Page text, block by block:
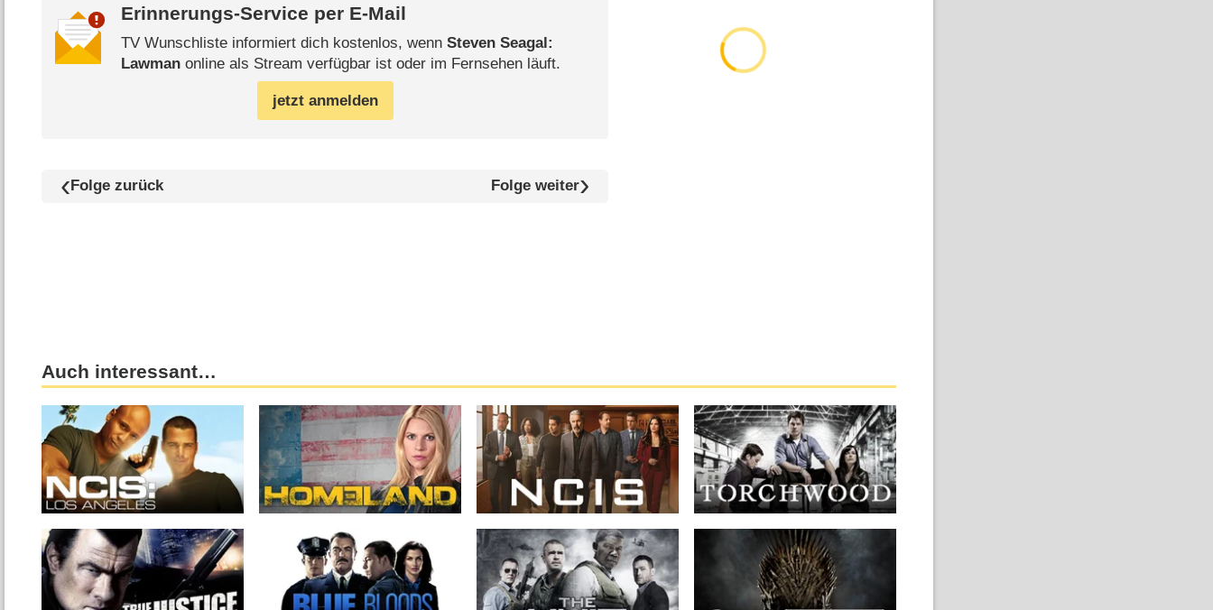
Erinnerungs-Service per E-Mail
TV Wunschliste informiert dich kostenlos, wenn Steven Seagal:
Lawmanonline als Stream verfügbar ist oder im Fernsehen läuft.
jetzt anmelden
Folge zurück Folge weiter
Auch interessant…